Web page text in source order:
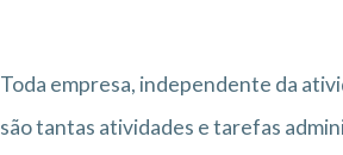
Toda empresa, independente da
são tantas atividades e tarefas